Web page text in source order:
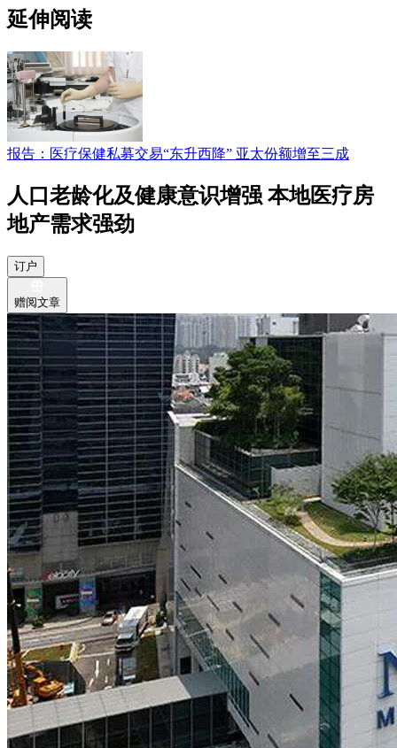
延伸阅读
报告：医疗保健私募交易“东升西降” 亚太份额增至三成
人口老龄化及健康意识增强 本地医疗房
地产需求强劲
订户
赠阅文章